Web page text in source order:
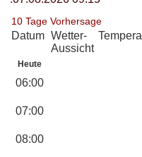
10 Tage Vorhersage
Datum Wetter-
Aussicht
Heute
06:00
07:00
08:00